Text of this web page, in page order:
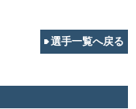
選手一覧へ戻る